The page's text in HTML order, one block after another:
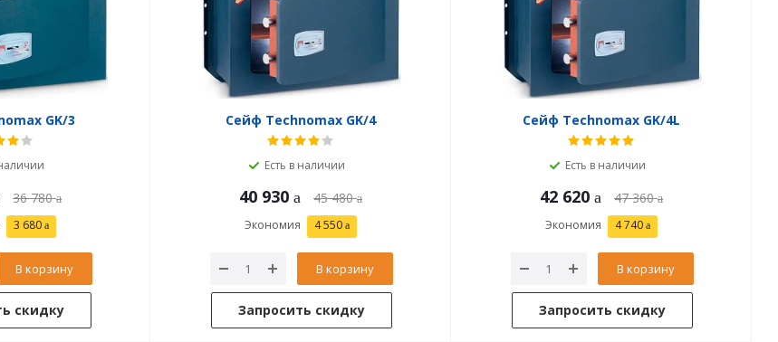
GK/3
36 780
3 680
В корзину
скидку
Сейф Technomax GK/4
Есть в наличии
40 930 45 480
Экономия 4 550
В корзину
Запросить скидку
Сейф Technomax GK/4L
Есть в наличии
42 620 47 360
Экономия 4 740
В корзину
Запросить скидку